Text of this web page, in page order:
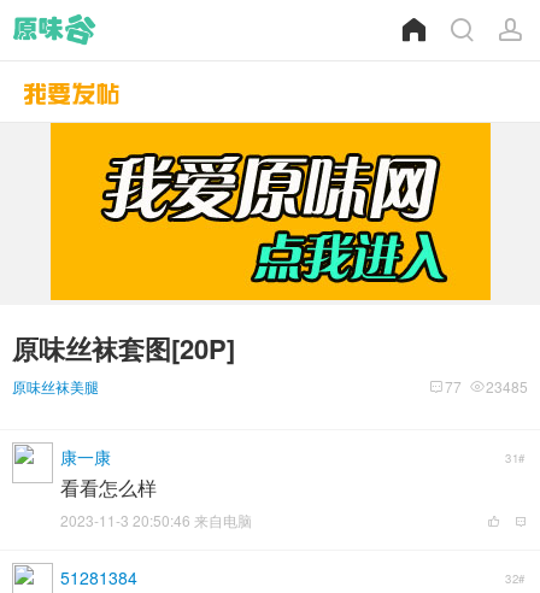
原味丝袜套图[20P]
原味丝袜美腿 23485
77
康一康 31#
看看怎么样
2023-11-3 20:50:46 来自电脑
51281384 32#